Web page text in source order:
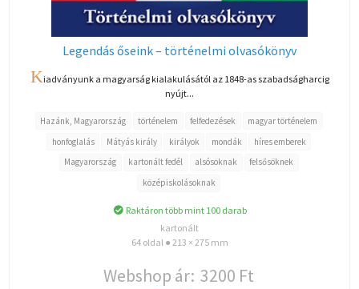
Legendás őseink – történelmi olvasókönyv
Kiadványunk a magyarság kialakulásától az 1848-as szabadságharcig
nyújt...
Hazánk, Magyarország történelem felfedezések
magyar történelem
honfoglalás
Mátyás király királyok mondák
híres emberek
Magyarország
kartonált fedél alsósoknak
felsősöknek
középiskolásoknak
Raktáron több mint 100 darab
kartonált
64 oldal ● 213 × 275 mm
Webshop ár: 3200 Ft